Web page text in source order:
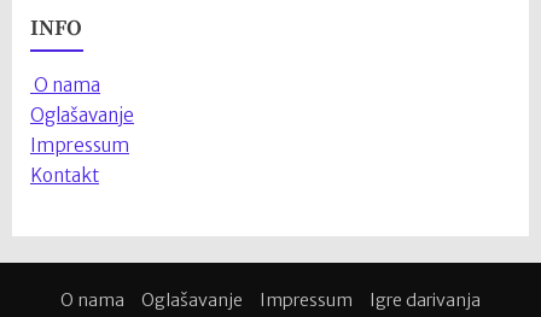
INFO
O nama
Oglašavanje
Impressum
Kontakt
O nama Oglašavanje Impressum Igre darivanja